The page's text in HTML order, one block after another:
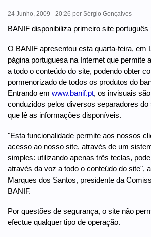
24 Junho, 2009 - 20:26 por Sérgio Gonçalves
BANIF disponibiliza primeiro site português
O BANIF apresentou esta quarta-feira, em
página portuguesa na Internet que permite
a todo o conteúdo do site, podendo obter
pormenorizado de todos os produtos do
Entrando em www.banif.pt, os invisuais
conduzidos pelos diversos separadores do
que lê as informações disponíveis.
"Esta funcionalidade permite aos nossos
acesso ao nosso site, através de um
simples: utilizando apenas três teclas,
através da voz a todo o conteúdo do site",
Marques dos Santos, presidente da
BANIF.
Por questões de segurança, o site não
efectue qualquer tipo de operação.